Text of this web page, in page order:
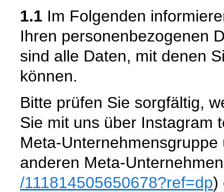
1.1 Im Folgenden
Ihren personenbezogenen
sind alle Daten, mit denen
können.
Bitte prüfen Sie sorgfältig,
Sie mit uns über Instagram
Meta-
anderen Meta-
/111814505650678?ref=dp)